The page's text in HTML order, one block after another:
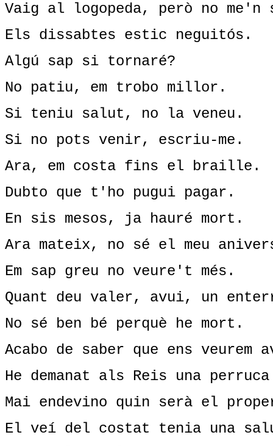
Vaig al logopeda, però no me'n
Els dissabtes estic neguitós.
Algú sap si tornaré?
No patiu, em trobo millor.
Si teniu salut, no la veneu.
Si no pots venir, escriu-me.
Ara, em costa fins el braille.
Dubto que t'ho pugui pagar.
En sis mesos, ja hauré mort.
Ara mateix, no sé el meu
Em sap greu no veure't més.
Quant deu valer, avui, un
No sé ben bé perquè he mort.
Acabo de saber que ens veurem
He demanat als Reis una
Mai endevino quin serà el
El veí del costat tenia una